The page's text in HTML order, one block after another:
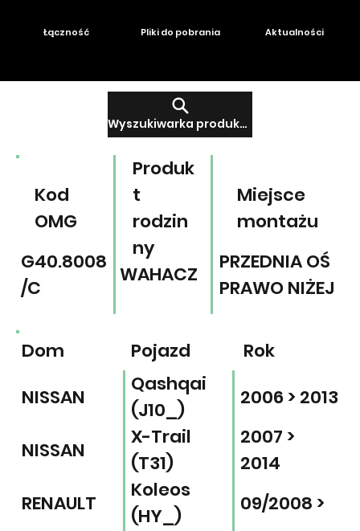
Wyszukiwarka produktów
Łączność Pliki do pobrania Aktualności
Miejsce
montażu
Produk
t
rodzin
ny
Kod
OMG
PRZEDNIA OŚ
PRAWO NIŻEJ
WAHACZ
G40.8008
/C
Pojazd Rok
Dom
NISSAN
Qashqai
(J10_)
2006 > 2013
NISSAN
X-Trail
(T31)
2007 >
2014
RENAULT
Koleos
(HY_)
09/2008 >